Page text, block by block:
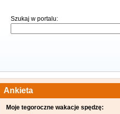
Szukaj w portalu:
Ankieta
Moje tegoroczne wakacje spędzę: